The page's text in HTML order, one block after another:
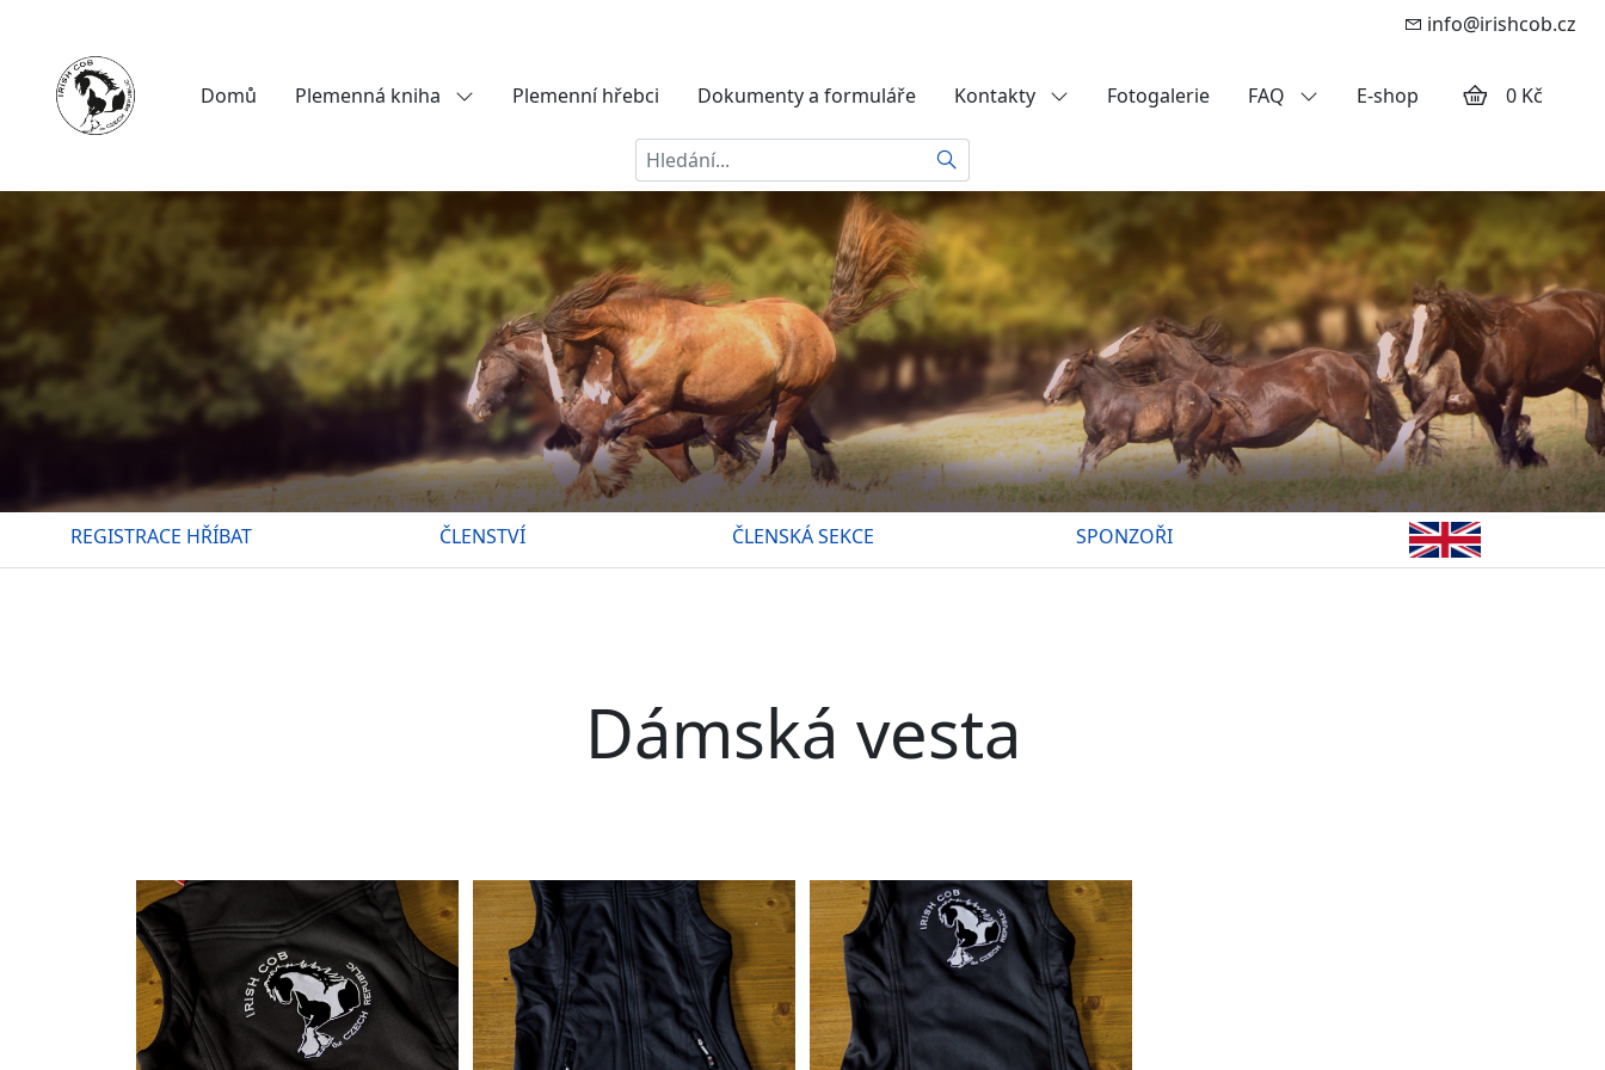
info@irishcob.cz
Domů Plemenná kniha Plemenní hřebci Dokumenty a formuláře Kontakty Fotogalerie FAQ E-shop 0 Kč
Hledat
REGISTRACE HŘÍBAT ČLENSTVÍ ČLENSKÁ SEKCE SPONZOŘI
Dámská vesta